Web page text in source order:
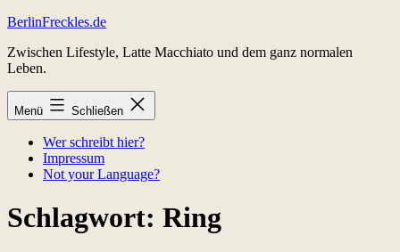
Zum
springen
BerlinFreckles.de
Zwischen Lifestyle, Latte Macchiato und dem ganz normalen
Leben.
Menü Schließen
Wer schreibt hier?
Impressum
Not your Language?
Schlagwort: Ring